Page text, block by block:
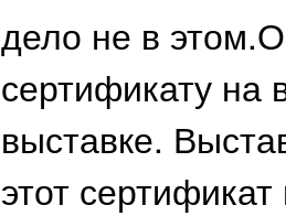
дело не в
сертификату на
выставке.
этот